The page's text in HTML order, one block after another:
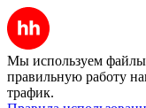
Мы используем файлы
правильную работу
трафик.